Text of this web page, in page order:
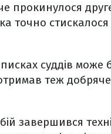
прокинулося
точно
суддів
теж
завершився